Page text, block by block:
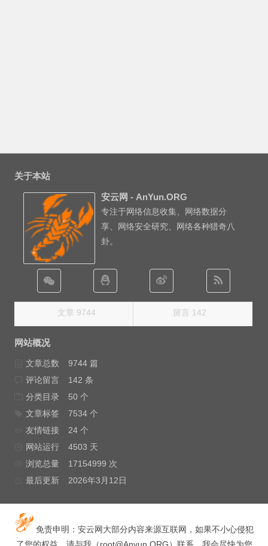
关于本站
安云网 - AnYun.ORG
专注于网络信息收集、网络数据分
享、网络安全研究、网络各种猎奇八
卦。
文章 9744 留言 142
网站概况
文章总数
9744 篇
评论留言
142 条
分类目录
50 个
文章标签
7534 个
友情链接
24 个
网站运行
4503 天
浏览总量
17154999 次
最后更新
2026年3月12日
免责申明：安云网大部分内容来源互联网，如果不小心侵犯